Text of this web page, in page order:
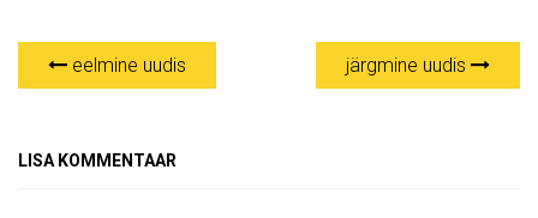
eelmine uudis järgmine uudis
LISA KOMMENTAAR